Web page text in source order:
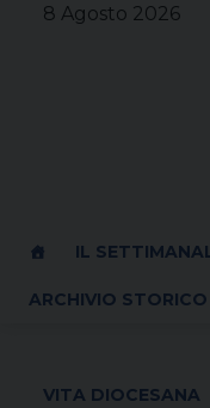
8 Agosto 2026
IL
ARCHIVIO
VITA DIOCESANA